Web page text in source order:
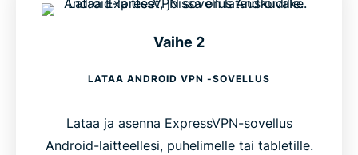
Vaihe 2
LATAA ANDROID VPN -SOVELLUS
Lataa ja asenna ExpressVPN-sovellus
Android-laitteellesi, puhelimelle tai tabletille.